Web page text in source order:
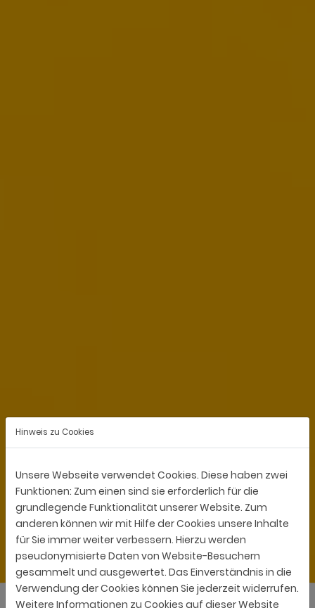
Hinweis zu Cookies
Unsere Webseite verwendet Cookies. Diese haben zwei
Funktionen: Zum einen sind sie erforderlich für die
grundlegende Funktionalität unserer Website. Zum
anderen können wir mit Hilfe der Cookies unsere Inhalte
für Sie immer weiter verbessern. Hierzu werden
pseudonymisierte Daten von Website-Besuchern
gesammelt und ausgewertet. Das Einverständnis in die
Verwendung der Cookies können Sie jederzeit widerrufen.
Weitere Informationen zu Cookies auf dieser Website